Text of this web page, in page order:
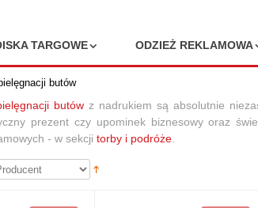
TARGOWE ODZIEŻ REKLAMOWA
butów
butówz nadrukiem są absolutnie
prezent czy upominek biznesowy oraz
- w sekcji torby i podróże.
WITH